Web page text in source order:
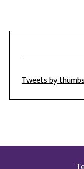
Tweets by